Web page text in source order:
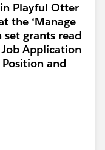
Playful Otter
the ‘Manage
set grants read
Application
and